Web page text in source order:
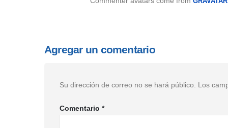
Agregar un comentario
Su dirección de correo no se hará público. Los
Comentario *